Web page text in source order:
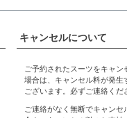
キャンセルについて
ご予約されたスーツをキャン
場合は、キャンセル料が発生
ございます。必ずご連絡くだ
ご連絡がなく無断でキャンセ